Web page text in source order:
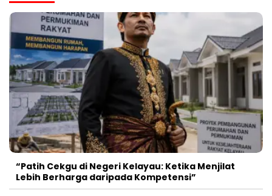
“Patih Cekgu di Negeri Kelayau: Ketika Menjilat
Lebih Berharga daripada Kompetensi”